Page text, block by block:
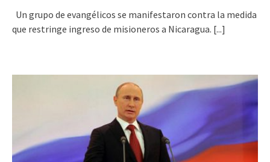
Un grupo de evangélicos se manifestaron contra la medida
que restringe ingreso de misioneros a Nicaragua. [...]